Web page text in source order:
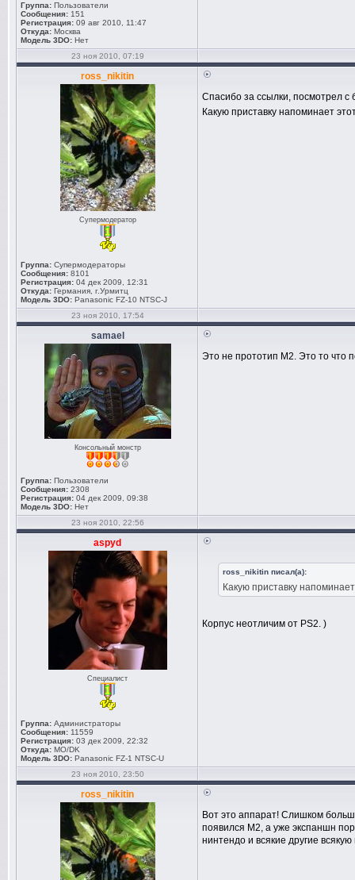
Группа: Пользователи
Сообщения: 151
Регистрация: 09 авг 2010, 11:47
Откуда: Москва
Модель 3DO: Нет
23 ноя 2010, 07:19
ross_nikitin
Супермодератор
Группа: Супермодераторы
Сообщения: 8101
Регистрация: 04 дек 2009, 12:31
Откуда: Германия, г.Урмитц
Модель 3DO: Panasonic FZ-10 NTSC-J
Спасибо за ссылки, посмотрел с
Какую приставку напоминает
23 ноя 2010, 17:54
samael
Консольный монстр
Группа: Пользователи
Сообщения: 2308
Регистрация: 04 дек 2009, 09:38
Модель 3DO: Нет
Это не прототип М2. Это то что
23 ноя 2010, 22:56
aspyd
Специалист
Группа: Администраторы
Сообщения: 11559
Регистрация: 03 дек 2009, 22:32
Откуда: MO/DK
Модель 3DO: Panasonic FZ-1 NTSC-U
ross_nikitin писал(а):
Какую приставку
Корпус неотличим от PS2. )
23 ноя 2010, 23:50
ross_nikitin
Вот это аппарат! Слишком
появился M2, а уже экспаншн
нинтендо и всякие другие